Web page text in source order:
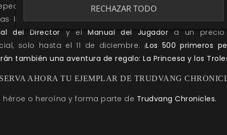
del Pack Trudvang Chroniclesllega a su recta
la oportunidad de hacerte con este pack que
del Director y el Manual del Jugador a un precio
solo hasta el 11 de diciembre. ¡Los 500 primeros
también una aventura de regalo: La Princesa y los
AHORA TU EJEMPLAR DE TRUDVANG
héroe o heroína y forma parte de Trudvang Chronicles.
RECHAZAR TODO